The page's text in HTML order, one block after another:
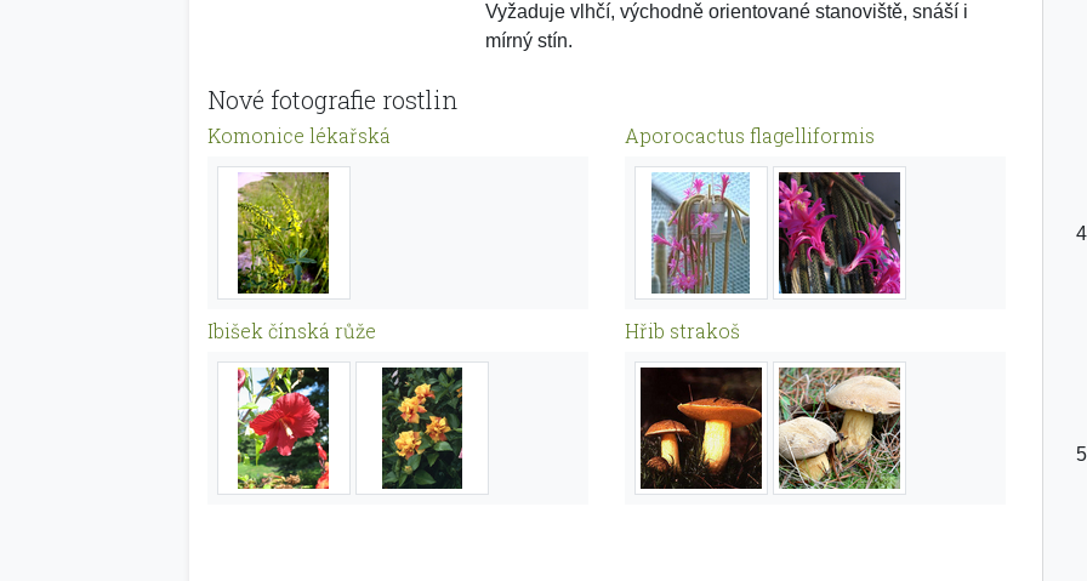
Vyžaduje vlhčí, východně orientované stanoviště, snáší i
mírný stín.
Nové fotografie rostlin
Komonice lékařská Aporocactus flagelliformis
Ibišek čínská růže Hřib strakoš